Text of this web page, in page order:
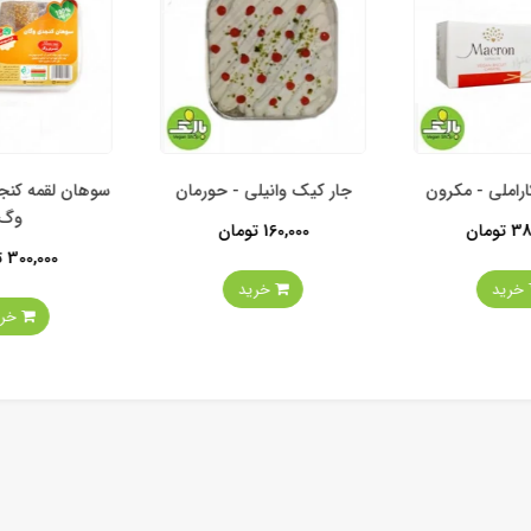
- مکرون
خرید
جار کیک وانیلی - حورمان
160,000 تومان
خرید
سوهان لقمه
وگ
300,000 تومان
خرید